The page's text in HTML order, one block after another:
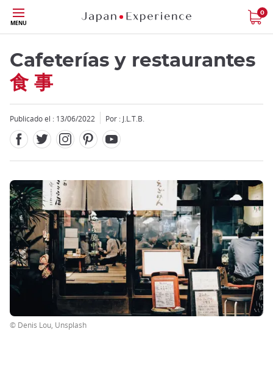
Tamaño
MENU
0
Cafeterías y restaurantes
食 事
Publicado el : 13/06/2022 Por : J.L.T.B.
© Denis Lou, Unsplash
Close